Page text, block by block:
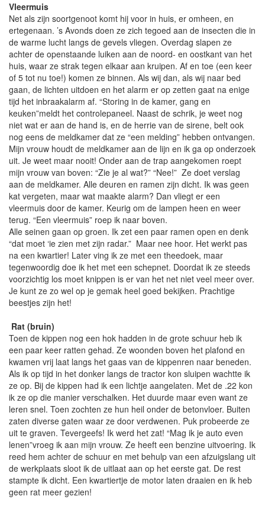
Vleermuis
Net als zijn soortgenoot komt hij voor in huis, er omheen, en
ertegenaan. ’s Avonds doen ze zich tegoed aan de insecten die in
de warme lucht langs de gevels vliegen. Overdag slapen ze
achter de openstaande luiken aan de noord- en oostkant van het
huis, waar ze strak tegen elkaar aan kruipen. Af en toe (een keer
of 5 tot nu toe!) komen ze binnen. Als wij dan, als wij naar bed
gaan, de lichten uitdoen en het alarm er op zetten gaat na enige
tijd het inbraakalarm af. “Storing in de kamer, gang en
keuken”meldt het controlepaneel. Naast de schrik, je weet nog
niet wat er aan de hand is, en de herrie van de sirene, belt ook
nog eens de meldkamer dat ze “een melding” hebben ontvangen.
Mijn vrouw houdt de meldkamer aan de lijn en ik ga op onderzoek
uit. Je weet maar nooit! Onder aan de trap aangekomen roept
mijn vrouw van boven: “Zie je al wat?” “Nee!” Ze doet verslag
aan de meldkamer. Alle deuren en ramen zijn dicht. Ik was geen
kat vergeten, maar wat maakte alarm? Dan vliegt er een
vleermuis door de kamer. Keurig om de lampen heen en weer
terug. “Een vleermuis” roep ik naar boven.
Alle seinen gaan op groen. Ik zet een paar ramen open en denk
“dat moet ‘ie zien met zijn radar.” Maar nee hoor. Het werkt pas
na een kwartier! Later ving ik ze met een theedoek, maar
tegenwoordig doe ik het met een schepnet. Doordat ik ze steeds
voorzichtig los moet knippen is er van het net niet veel meer over.
Je kunt ze zo wel op je gemak heel goed bekijken. Prachtige
beestjes zijn het!
Rat (bruin)
Toen de kippen nog een hok hadden in de grote schuur heb ik
een paar keer ratten gehad. Ze woonden boven het plafond en
kwamen vrij laat langs het gaas van de kippenren naar beneden.
Als ik op tijd in het donker langs de tractor kon sluipen wachtte ik
ze op. Bij de kippen had ik een lichtje aangelaten. Met de .22 kon
ik ze op die manier verschalken. Het duurde maar even want ze
leren snel. Toen zochten ze hun heil onder de betonvloer. Buiten
zaten diverse gaten waar ze door verdwenen. Puk probeerde ze
uit te graven. Tevergeefs! Ik werd het zat! “Mag ik je auto even
lenen”vroeg ik aan mijn vrouw. Ze heeft een benzine uitvoering. Ik
reed hem achter de schuur en met behulp van een afzuigslang uit
de werkplaats sloot ik de uitlaat aan op het eerste gat. De rest
stampte ik dicht. Een kwartiertje de motor laten draaien en ik heb
geen rat meer gezien!